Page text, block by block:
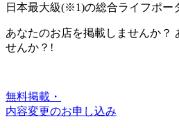
日本最大級(※1)の総合ライフポー
あなたのお店を掲載しませんか？
せんか？!
無料掲載・
内容変更のお申し込み